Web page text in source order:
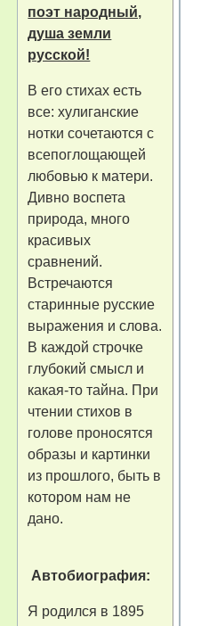
поэт народный,
душа земли
русской!
В его стихах есть
все: хулиганские
нотки сочетаются с
всепоглощающей
любовью к матери.
Дивно воспета
природа, много
красивых
сравнений.
Встречаются
старинные русские
выражения и слова.
В каждой строчке
глубокий смысл и
какая-то тайна. При
чтении стихов в
голове проносятся
образы и картинки
из прошлого, быть в
котором нам не
дано.
Автобиография:
Я родился в 1895